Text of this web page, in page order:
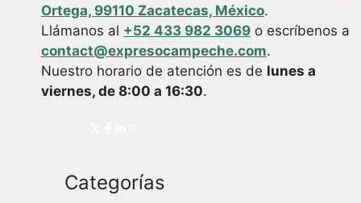
Ortega, 99110 Zacatecas, México.
Llámanos al +52 433 982 3069 o escríbenos a
contact@expresocampeche.com.
Nuestro horario de atención es de lunes a
viernes, de 8:00 a 16:30.
Categorías